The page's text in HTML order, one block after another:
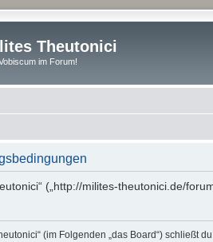
Theutonici
im Forum!
(„http://milites-theutonici.de/
(im Folgenden „das Board“) schließt